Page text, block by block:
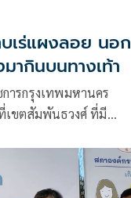
เร่แผงลอย นอก
ากินบนทางเท้า
ารกรุงเทพมหานคร
เขตสัมพันธวงศ์ ที่มี
ช